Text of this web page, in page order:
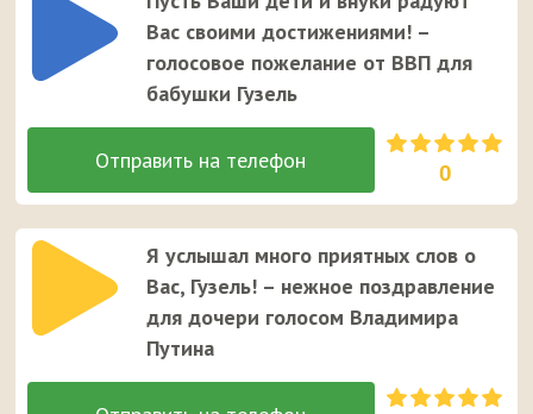
Вас своими достижениями! –
голосовое пожелание от ВВП для
бабушки Гузель
0
Я услышал много приятных слов о
Вас, Гузель! – нежное поздравление
для дочери голосом Владимира
Путина